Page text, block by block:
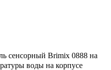
сенсорный Brimix 0888 на
воды на корпусе